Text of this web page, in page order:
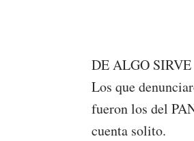
DE ALGO SIRVE
Los que
fueron los del
cuenta solito.